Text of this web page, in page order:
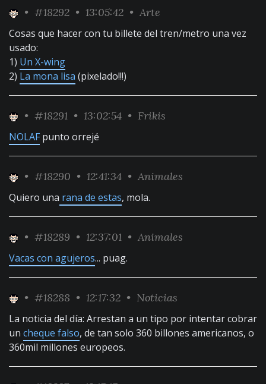
• #18292 • 13:05:42 • Arte
Cosas que hacer con tu billete del tren/metro una vez
usado:
1) Un X-wing
2) La mona lisa (pixelado!!!)
• #18291 • 13:02:54 • Frikis
NOLAFpunto orrejé
• #18290 • 12:41:34 • Animales
Quiero una rana de estas, mola.
• #18289 • 12:37:01 • Animales
Vacas con agujeros... puag.
• #18288 • 12:17:32 • Noticias
La noticia del día: Arrestan a un tipo por intentar cobrar
un cheque falso, de tan solo 360 billones americanos, o
360mil millones europeos.